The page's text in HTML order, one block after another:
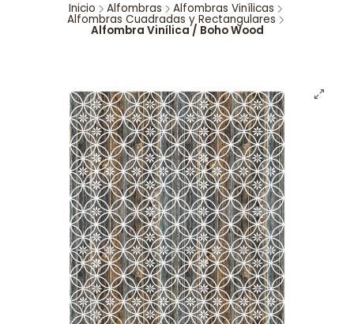
Inicio Alfombras Alfombras Vinílicas
Alfombras Cuadradas y Rectangulares
Alfombra Vinílica / Boho Wood